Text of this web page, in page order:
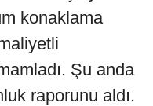
konaklama
Şu anda
raporunu aldı.